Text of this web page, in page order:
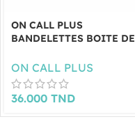
ON CALL PLUS
BANDELETTES BOITE DE
ON CALL PLUS
36.000 TND